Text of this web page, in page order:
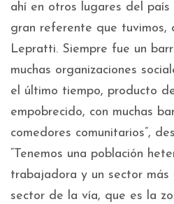
ahí en otros lugares del país
gran referente que tuvimos,
Lepratti. Siempre fue un
muchas organizaciones
el último tiempo, producto
empobrecido, con muchas
comedores comunitarios”,
“Tenemos una población
trabajadora y un sector
sector de la vía, que es la